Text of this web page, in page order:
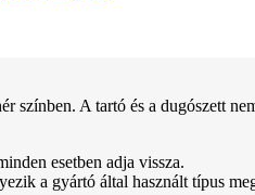
A tartó és a dugószett
esetben adja vissza.
a gyártó által használt típus